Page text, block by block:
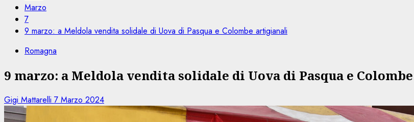
Marzo
7
9 marzo: a Meldola vendita solidale di Uova di Pasqua e Colombe artigianali
Romagna
9 marzo: a Meldola vendita solidale di Uova di Pasqua e
Gigi Mattarelli 7 Marzo 2024